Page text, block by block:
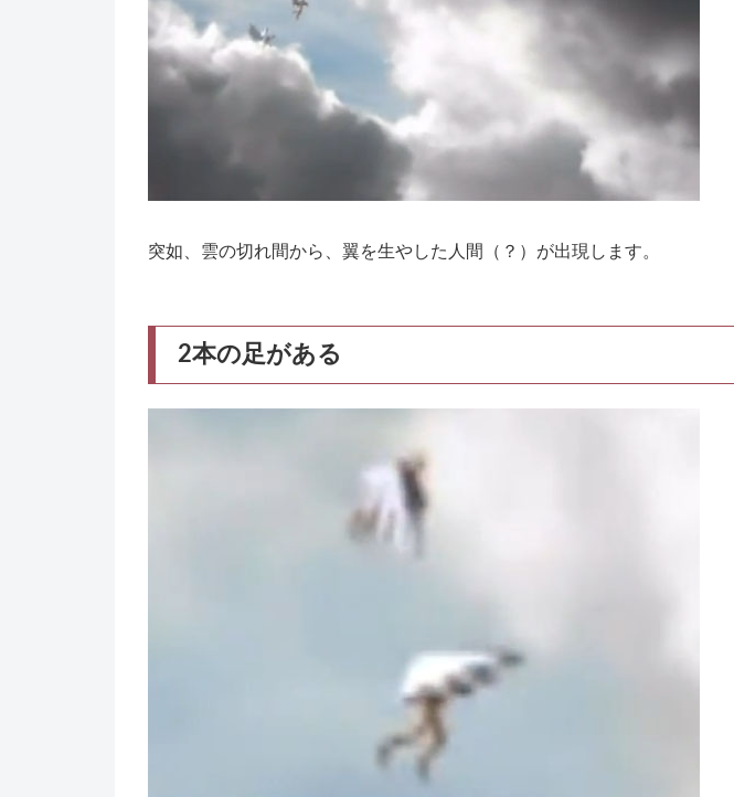
突如、雲の切れ間から、翼を生やした人間（？）が出現します。
2本の足がある